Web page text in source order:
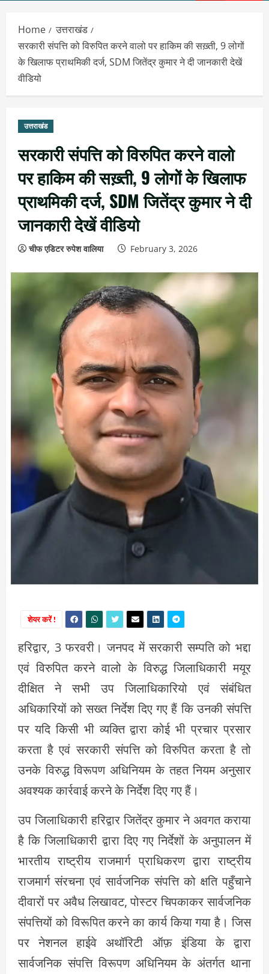
Home
उत्तराखंड
सरकारी संपत्ति को विरुपित करने वालो पर हाकिम की सख़्ती, 9 लोगों
के खिलाफ प्राथमिकी दर्ज, SDM जितेंद्र कुमार ने दी जानकारी देखें
वीडियो
उत्तराखंड
सरकारी संपत्ति को विरुपित करने वालो
पर हाकिम की सख़्ती, 9 लोगों के खिलाफ
प्राथमिकी दर्ज, SDM जितेंद्र कुमार ने दी
जानकारी देखें वीडियो
चीफ एडिटर रुपेश वालिया February 3, 2026
शेयर करें !
हरिद्वार, 3 फरवरी। जनपद में सरकारी सम्पति को भद्दा
एवं विरुपित करने वालो के विरुद्ध जिलाधिकारी मयूर
दीक्षित ने सभी उप जिलाधिकारियो एवं संबंधित
अधिकारियों को सख्त निर्देश दिए गए हैं कि उनकी संपत्ति
पर यदि किसी भी व्यक्ति द्वारा कोई भी प्रचार प्रसार
करता है एवं सरकारी संपत्ति को विरुपित करता है तो
उनके विरुद्ध विरूपण अधिनियम के तहत नियम अनुसार
अवश्यक कार्रवाई करने के निर्देश दिए गए हैं।
उप जिलाधिकारी हरिद्वार जितेंद्र कुमार ने अवगत कराया
है कि जिलाधिकारी द्वारा दिए गए निर्देशों के अनुपालन में
भारतीय राष्ट्रीय राजमार्ग प्राधिकरण द्वारा राष्ट्रीय
राजमार्ग संरचना एवं सार्वजनिक संपत्ति को क्षति पहुँचाने
दीवारों पर अवैध लिखावट, पोस्टर चिपकाकर सार्वजनिक
संपत्तियों को विरूपित करने का कार्य किया गया है। जिस
पर नेशनल हाईवे अथॉरिटी ऑफ़ इंडिया के द्वारा
सार्वजनिक संपत्ति विरूपण अधिनियम के अंतर्गत थाना